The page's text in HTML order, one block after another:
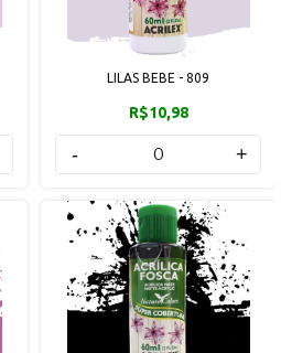
LILAS BEBE - 809
R$10,98
- +